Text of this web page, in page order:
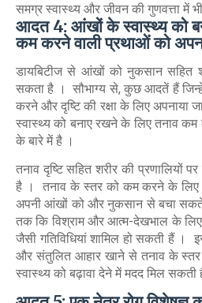
समग्र स्वास्थ्य और जीवन की गुणवत्ता में
आदत 4: आंखों के स्वास्थ्य को
कम करने वाली प्रथाओं को
डायबिटीज से आंखों को नुकसान सहित
सकता है । सौभाग्य से, कुछ आदतें हैं
करने और दृष्टि की रक्षा के लिए
स्वास्थ्य को बनाए रखने के लिए तनाव
के बारे में है ।
तनाव दृष्टि सहित शरीर की प्रणालियों
है । तनाव के स्तर को कम करने के लिए
अपनी आंखों को और नुकसान से बचा सकते
तक कि विश्राम और आत्म-देखभाल के
जैसी गतिविधियां शामिल हो सकती हैं ।
और संतुलित आहार खाने से तनाव के
स्वास्थ्य को बढ़ावा देने में मदद मिल सकती